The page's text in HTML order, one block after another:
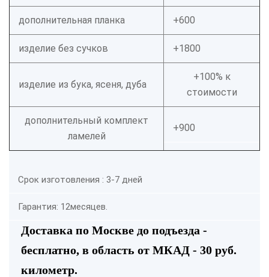
дополнительная планка +600
изделие без сучков +1800
изделие из бука, ясеня, дуба
+100% к
стоимости
дополнительный комплект
ламелей
+900
Срок изготовления : 3-7 дней
Гарантия: 12месяцев.
Доставка по Москве до подъезда -
бесплатно, в область от МКАД - 30 руб.
километр.